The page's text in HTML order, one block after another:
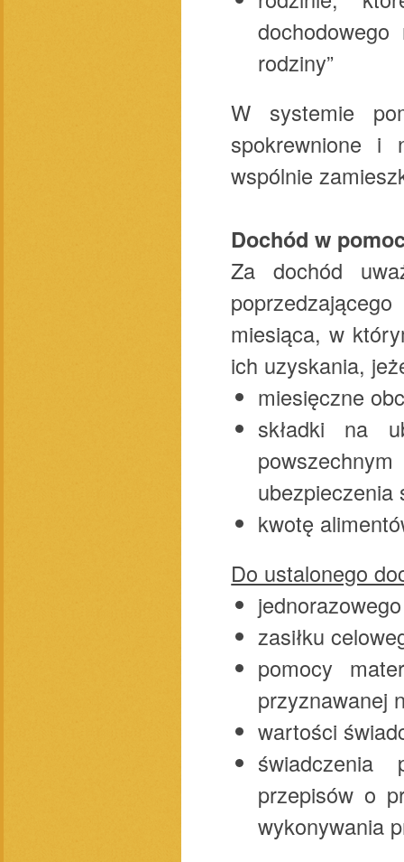
rodziny”
W systemie
spokrewnione i
wspólnie
Dochód w
Za dochód
miesiąca, w
ich uzyskania,
miesięczne
składki na
ubezpieczenia
kwotę
Do ustalonego
zasiłku
pomocy
przyznawanej
wartości
świadczenia
przepisów o
wykonywania